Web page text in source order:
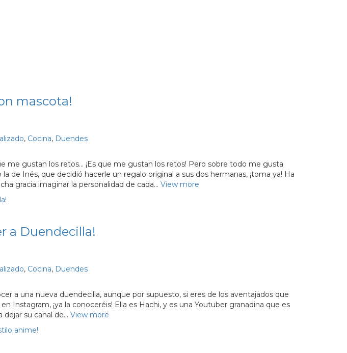
mascota!
, Cocina, Duendes
me gustan los retos… ¡Es que me gustan los retos! Pero sobre todo me gusta
de Inés, que decidió hacerle un regalo original a sus dos hermanas, ¡toma ya! Ha
gracia imaginar la personalidad de cada… View more
a Duendecilla!
, Cocina, Duendes
a una nueva duendecilla, aunque por supuesto, si eres de los aventajados que
Instagram, ¡ya la conoceréis! Ella es Hachi, y es una Youtuber granadina que es
dejar su canal de… View more